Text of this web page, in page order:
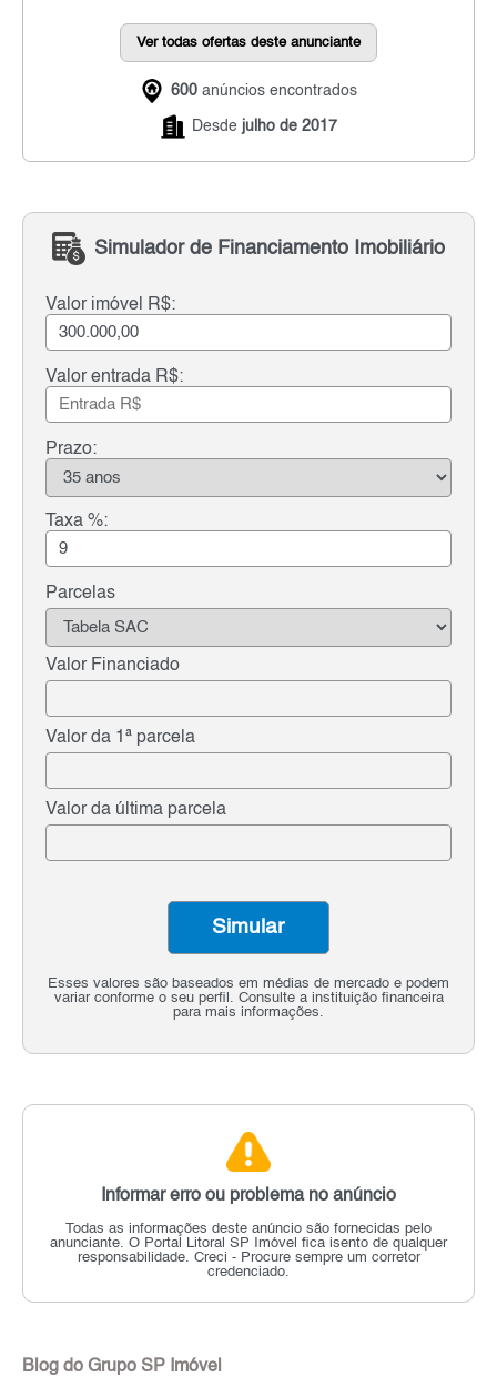
Ver todas ofertas deste anunciante
600 anúncios encontrados
Desde julho de 2017
Simulador de Financiamento Imobiliário
Valor imóvel R$:
Valor entrada R$:
Prazo:
Taxa %:
Parcelas
Valor Financiado
Valor da 1ª parcela
Valor da última parcela
Esses valores são baseados em médias de mercado e podem
variar conforme o seu perfil. Consulte a instituição financeira
para mais informações.
Simular
Informar erro ou problema no anúncio
Todas as informações deste anúncio são fornecidas pelo
anunciante. O Portal Litoral SP Imóvel fica isento de qualquer
responsabilidade. Creci - Procure sempre um corretor
credenciado.
Blog do Grupo SP Imóvel